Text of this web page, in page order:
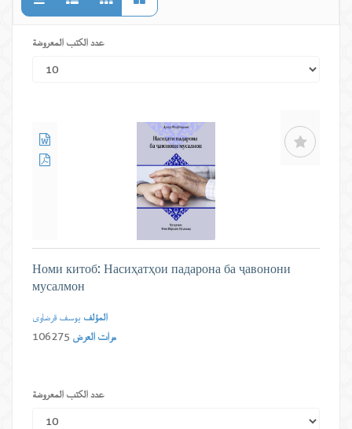
عدد الكتب المعروضة
Номи китоб: Насиҳатҳои падарона ба ҷавонони
мусалмон
المؤلف یوسف قرضاوی
مرات العرض 106275
عدد الكتب المعروضة